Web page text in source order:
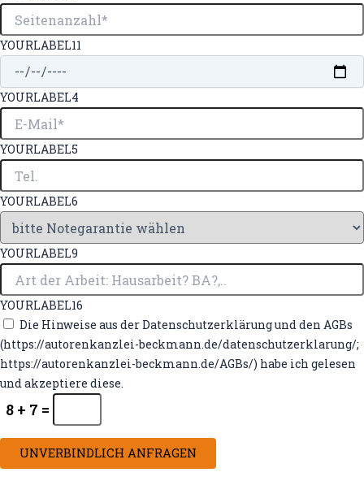
YOURLABEL11
YOURLABEL4
YOURLABEL5
YOURLABEL6
YOURLABEL9
YOURLABEL16
Die Hinweise aus der Datenschutzerklärung und den AGBs
(https://autorenkanzlei-beckmann.de/datenschutzerklarung/;
https://autorenkanzlei-beckmann.de/AGBs/) habe ich gelesen
und akzeptiere diese.
8 + 7 =
UNVERBINDLICH ANFRAGEN